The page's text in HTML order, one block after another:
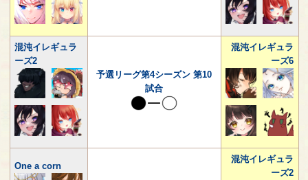
混沌イレギュラ
ーズ2
予選リーグ第4シーズン 第10
試合
混沌イレギュラ
ーズ6
One a corn
混沌イレギュラ
ーズ2